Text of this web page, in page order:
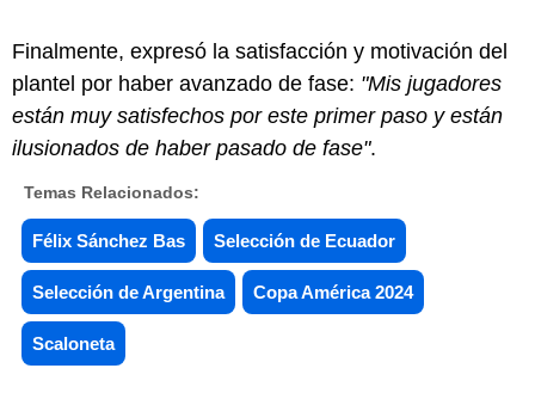
Finalmente, expresó la satisfacción y motivación del
plantel por haber avanzado de fase: "Mis jugadores
están muy satisfechos por este primer paso y están
ilusionados de haber pasado de fase".
Temas Relacionados:
Félix Sánchez Bas Selección de Ecuador
Selección de Argentina Copa América 2024
Scaloneta